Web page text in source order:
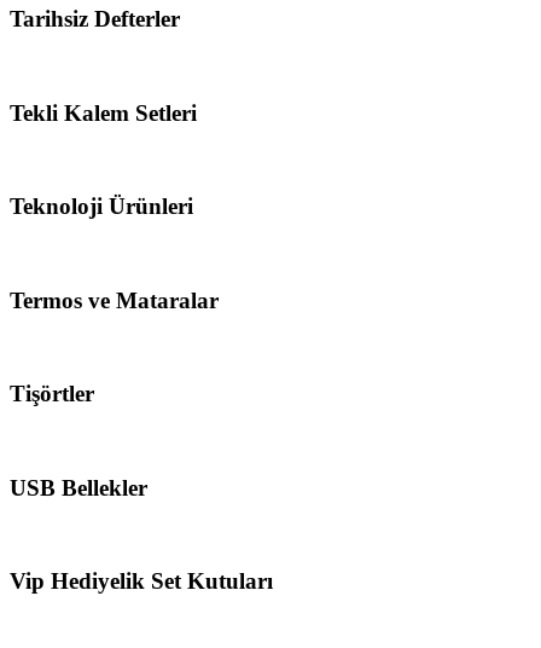
Tarihsiz Defterler
Tekli Kalem Setleri
Teknoloji Ürünleri
Termos ve Mataralar
Tişörtler
USB Bellekler
Vip Hediyelik Set Kutuları